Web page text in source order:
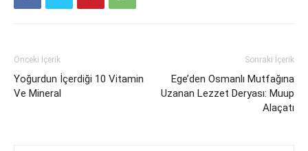
Önceki İçerik
Yoğurdun İçerdiği 10 Vitamin
Ve Mineral
Sonraki İçerik
Ege’den Osmanlı Mutfağına
Uzanan Lezzet Deryası: Muup
Alaçatı